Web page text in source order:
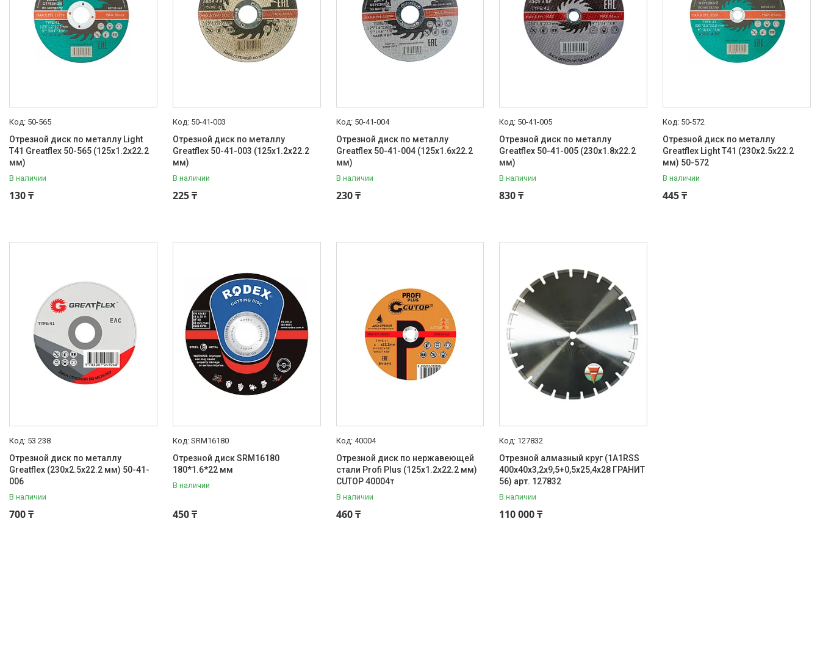
50-565
Отрезной диск по металлу Light
T41 Greatflex 50-565 (125x1.2x22.2
мм)
В наличии
130 ₸
50-41-003
Отрезной диск по металлу
Greatflex 50-41-003 (125х1.2х22.2
мм)
В наличии
225 ₸
50-41-004
Отрезной диск по металлу
Greatflex 50-41-004 (125х1.6х22.2
мм)
В наличии
230 ₸
50-41-005
Отрезной диск по металлу
Greatflex 50-41-005 (230х1.8х22.2
мм)
В наличии
830 ₸
50-572
Отрезной диск по металлу
Greatflex Light T41 (230x2.5x22.2
мм) 50-572
В наличии
445 ₸
53 238
Отрезной диск по металлу
Greatflex (230x2.5x22.2 мм) 50-41-
006
В наличии
700 ₸
SRM16180
Отрезной диск SRM16180
180*1.6*22 мм
В наличии
450 ₸
40004
Отрезной диск по нержавеющей
стали Profi Plus (125х1.2х22.2 мм)
CUTOP 40004т
В наличии
460 ₸
127832
Отрезной алмазный круг (1A1RSS
400x40x3,2x9,5+0,5x25,4x28 ГРАНИТ
56) арт. 127832
В наличии
110 000 ₸